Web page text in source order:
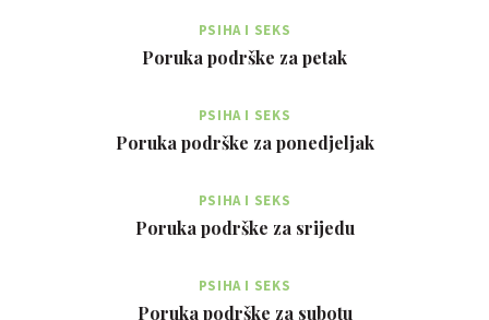
PSIHA I SEKS
Poruka podrške za petak
PSIHA I SEKS
Poruka podrške za ponedjeljak
PSIHA I SEKS
Poruka podrške za srijedu
PSIHA I SEKS
Poruka podrške za subotu